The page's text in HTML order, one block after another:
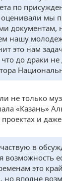
по
мы
документам,
нашу
это нам
до драки
не только
«Казань»
и
в
возможность
это
но вполне